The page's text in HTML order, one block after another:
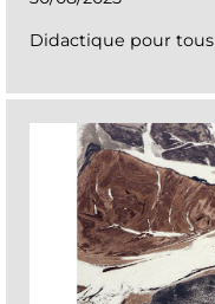
Didactique pour tous